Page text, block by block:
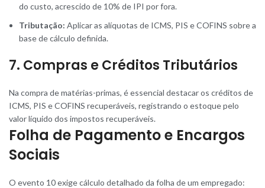
do custo, acrescido de 10% de IPI por fora.
Tributação: Aplicar as alíquotas de ICMS, PIS e COFINS sobre a
base de cálculo definida.
7. Compras e Créditos Tributários
Na compra de matérias-primas, é essencial destacar os créditos de
ICMS, PIS e COFINS recuperáveis, registrando o estoque pelo
valor líquido dos impostos recuperáveis.
Folha de Pagamento e Encargos
Sociais
O evento 10 exige cálculo detalhado da folha de um empregado: